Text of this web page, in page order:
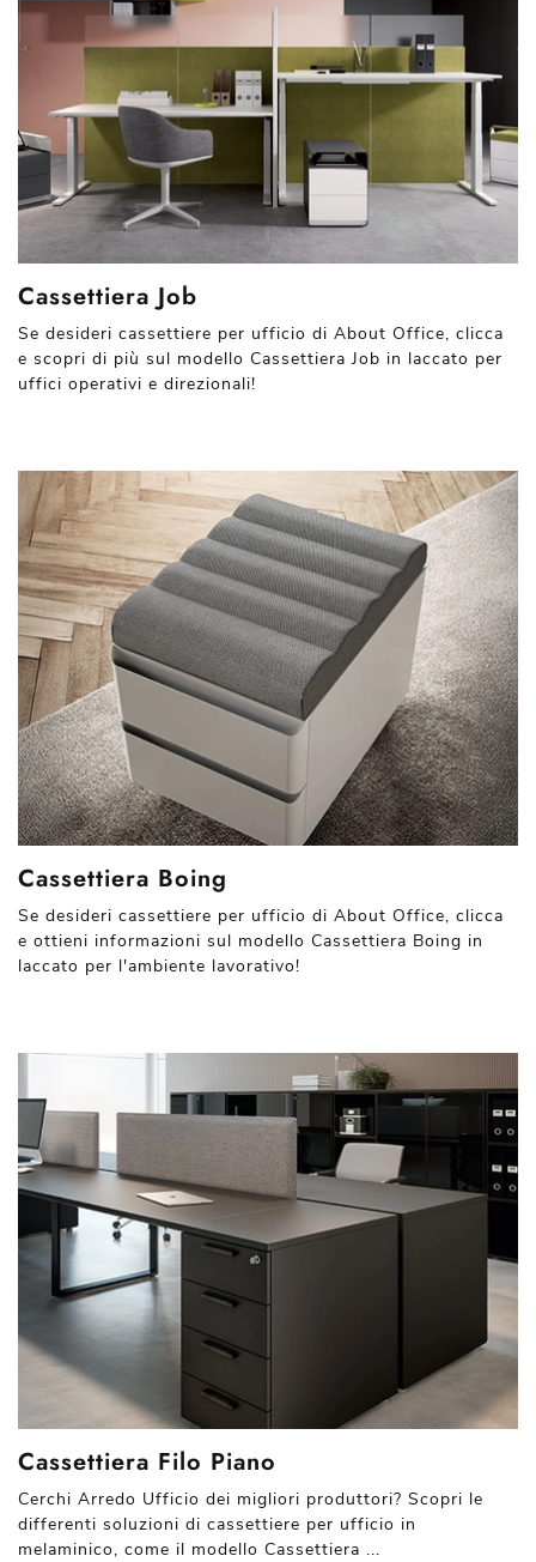
Cassettiera Job
Se desideri cassettiere per ufficio di About Office, clicca
e scopri di più sul modello Cassettiera Job in laccato per
uffici operativi e direzionali!
Cassettiera Boing
Se desideri cassettiere per ufficio di About Office, clicca
e ottieni informazioni sul modello Cassettiera Boing in
laccato per l'ambiente lavorativo!
Cassettiera Filo Piano
Cerchi Arredo Ufficio dei migliori produttori? Scopri le
differenti soluzioni di cassettiere per ufficio in
melaminico, come il modello Cassettiera ...